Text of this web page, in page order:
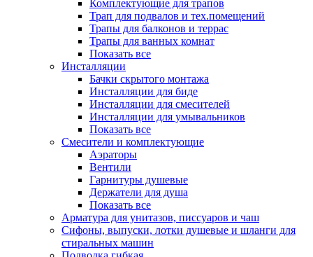
Комплектующие для трапов
Трап для подвалов и тех.помещений
Трапы для балконов и террас
Трапы для ванных комнат
Показать все
Инсталляции
Бачки скрытого монтажа
Инсталляции для биде
Инсталляции для смесителей
Инсталляции для умывальников
Показать все
Смесители и комплектующие
Аэраторы
Вентили
Гарнитуры душевые
Держатели для душа
Показать все
Арматура для унитазов, писсуаров и чаш
Сифоны, выпуски, лотки душевые и шланги для
стиральных машин